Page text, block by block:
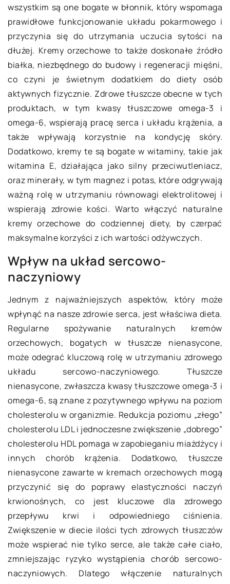
wszystkim są one bogate w błonnik, który wspomaga
prawidłowe funkcjonowanie układu pokarmowego i
przyczynia się do utrzymania uczucia sytości na
dłużej. Kremy orzechowe to także doskonałe źródło
białka, niezbędnego do budowy i regeneracji mięśni,
co czyni je świetnym dodatkiem do diety osób
aktywnych fizycznie. Zdrowe tłuszcze obecne w tych
produktach, w tym kwasy tłuszczowe omega-3 i
omega-6, wspierają pracę serca i układu krążenia, a
także wpływają korzystnie na kondycję skóry.
Dodatkowo, kremy te są bogate w witaminy, takie jak
witamina E, działająca jako silny przeciwutleniacz,
oraz minerały, w tym magnez i potas, które odgrywają
ważną rolę w utrzymaniu równowagi elektrolitowej i
wspierają zdrowie kości. Warto włączyć naturalne
kremy orzechowe do codziennej diety, by czerpać
maksymalne korzyści z ich wartości odżywczych.
Wpływ na układ sercowo-
naczyniowy
Jednym z najważniejszych aspektów, który może
wpłynąć na nasze zdrowie serca, jest właściwa dieta.
Regularne spożywanie naturalnych kremów
orzechowych, bogatych w tłuszcze nienasycone,
może odegrać kluczową rolę w utrzymaniu zdrowego
układu sercowo-naczyniowego. Tłuszcze
nienasycone, zwłaszcza kwasy tłuszczowe omega-3 i
omega-6, są znane z pozytywnego wpływu na poziom
cholesterolu w organizmie. Redukcja poziomu „złego”
cholesterolu LDL i jednoczesne zwiększenie „dobrego”
cholesterolu HDL pomaga w zapobieganiu miażdżycy i
innych chorób krążenia. Dodatkowo, tłuszcze
nienasycone zawarte w kremach orzechowych mogą
przyczynić się do poprawy elastyczności naczyń
krwionośnych, co jest kluczowe dla zdrowego
przepływu krwi i odpowiedniego ciśnienia.
Zwiększenie w diecie ilości tych zdrowych tłuszczów
może wspierać nie tylko serce, ale także całe ciało,
zmniejszając ryzyko wystąpienia chorób sercowo-
naczyniowych. Dlatego włączenie naturalnych